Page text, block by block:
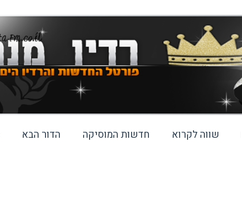
שווה לקרוא חדשות המוסיקה הדור הבא